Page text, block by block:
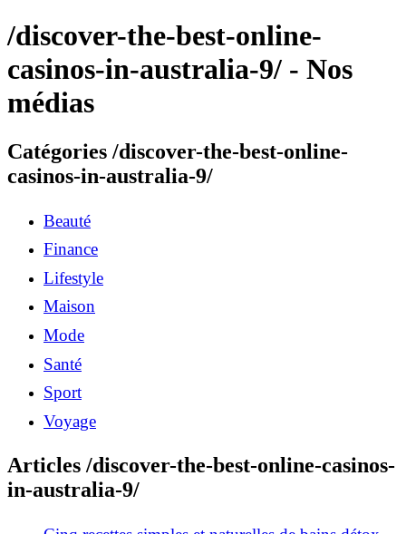
/discover-the-best-online-
casinos-in-australia-9/ - Nos
médias
Catégories /discover-the-best-online-
casinos-in-australia-9/
Beauté
Finance
Lifestyle
Maison
Mode
Santé
Sport
Voyage
Articles /discover-the-best-online-casinos-
in-australia-9/